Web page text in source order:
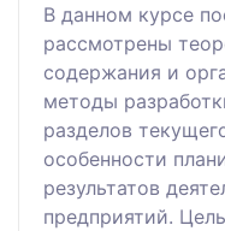
В данном курсе
рассмотрены
содержания и
методы
разделов
особенности
результатов
предприятий.